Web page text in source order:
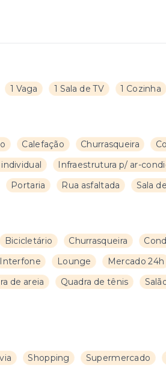
1 Vaga 1 Sala de TV 1 Cozinha
Calefação Churrasqueira
individual Infraestrutura p/ ar-
Portaria Rua asfaltada Sala
Bicicletário Churrasqueira
Interfone Lounge Mercado 24h
de areia Quadra de tênis
Shopping Supermercado